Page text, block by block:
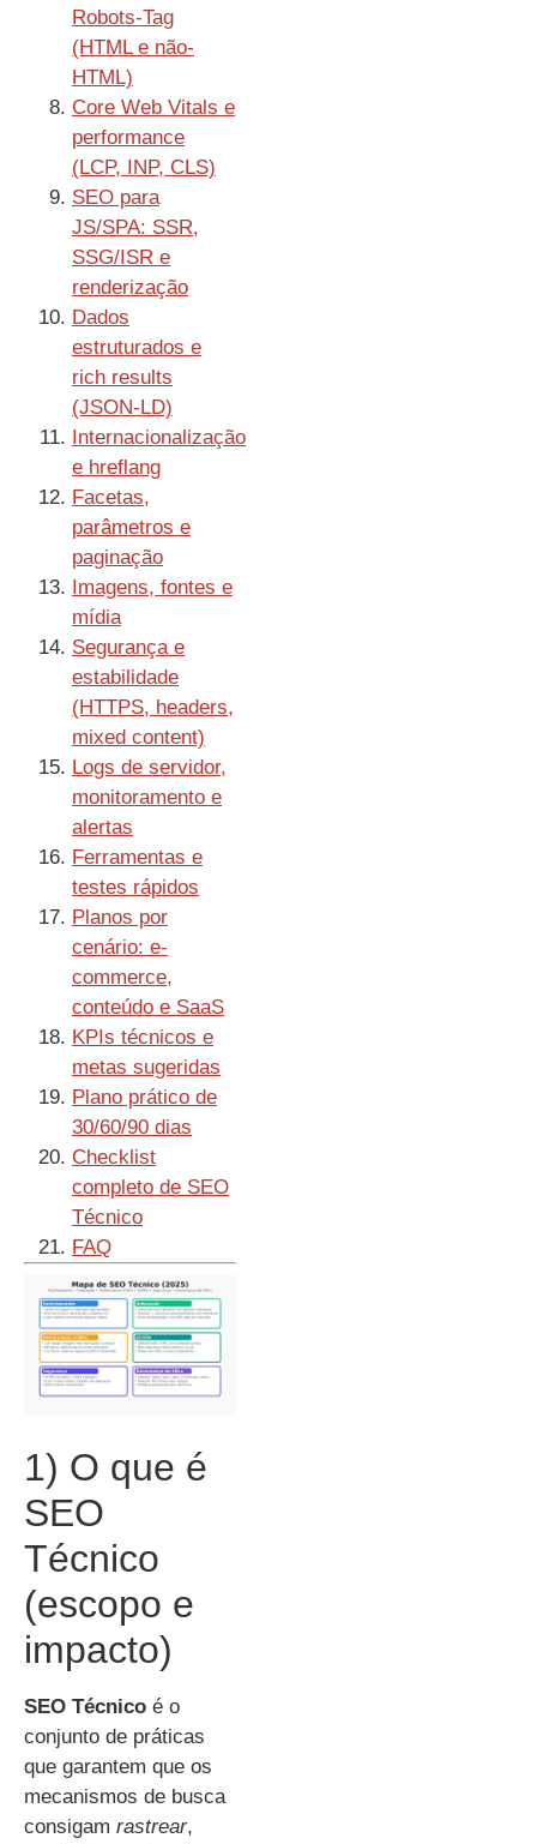
Robots-Tag
(HTML e não-
HTML)
Core Web Vitals e
performance
(LCP, INP, CLS)
SEO para
JS/SPA: SSR,
SSG/ISR e
renderização
Dados
estruturados e
rich results
(JSON-LD)
Internacionalização
e hreflang
Facetas,
parâmetros e
paginação
Imagens, fontes e
mídia
Segurança e
estabilidade
(HTTPS, headers,
mixed content)
Logs de servidor,
monitoramento e
alertas
Ferramentas e
testes rápidos
Planos por
cenário: e-
commerce,
conteúdo e SaaS
KPIs técnicos e
metas sugeridas
Plano prático de
30/60/90 dias
Checklist
completo de SEO
Técnico
FAQ
1) O que é
SEO
Técnico
(escopo e
impacto)
SEO Técnico é o
conjunto de práticas
que garantem que os
mecanismos de busca
consigam rastrear,